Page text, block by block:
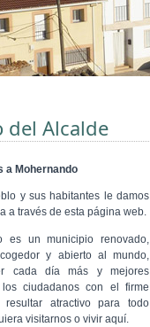
del Alcalde
a Mohernando
y sus habitantes le damos
a través de esta página web.
es un municipio renovado,
y abierto al mundo,
cada día más y mejores
ciudadanos con el firme
resultar atractivo para todo
visitarnos o vivir aquí.